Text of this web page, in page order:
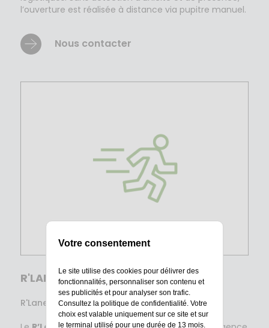
l’ouverture est réalisée à distance via pupitre manuel.
Nous contacter
R'LANE IS
R'Lane Issue de Secours
Votre consentement
Le site utilise des cookies pour délivrer des
fonctionnalités, personnaliser son contenu et
ses publicités et pour analyser son trafic.
Consultez lapolitique de confidentialité . Votre
choix est valable uniquement sur ce site et sur
le terminal utilisé pour une durée de 13 mois.